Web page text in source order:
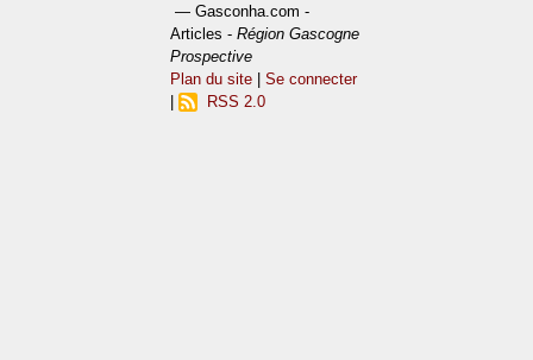
— Gasconha.com -
Articles -Région Gascogne
Prospective
Plan du site |Se connecter
RSS 2.0